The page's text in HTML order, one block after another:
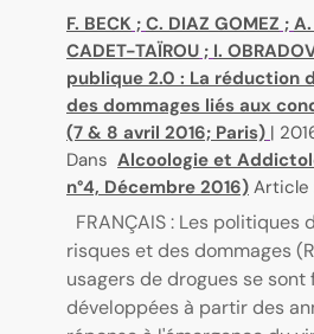
F. BECK ; C. DIAZ GOMEZ ; A.
CADET-TAÏROU ; I.
publique 2.0 : La réduction
des dommages liés aux
(7 & 8 avril 2016; Paris) |
Dans Alcoologie et
n°4, Décembre 2016) Article
FRANÇAIS : Les politiques
risques et des dommages
usagers de drogues se
développées à partir des